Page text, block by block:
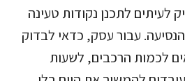
לעיתים לתכנן נקודות טעינה
עבור עסק, כדאי לבדוק
לכמות הרכבים, לשעות